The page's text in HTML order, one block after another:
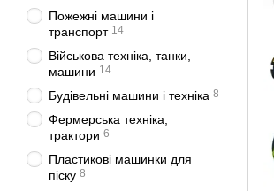
Пожежні машини і
транспорт 14
Військова техніка, танки,
машини 14
Будівельні машини і техніка 8
Фермерська техніка,
трактори 6
Пластикові машинки для
піску 8